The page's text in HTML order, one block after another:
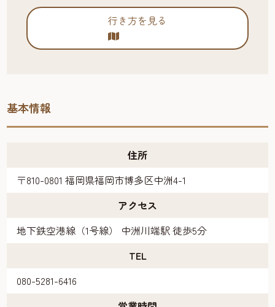
行き方を見る
基本情報
住所
〒810-0801 福岡県福岡市博多区中洲4-1
アクセス
地下鉄空港線（1号線） 中洲川端駅 徒歩5分
TEL
080-5281-6416